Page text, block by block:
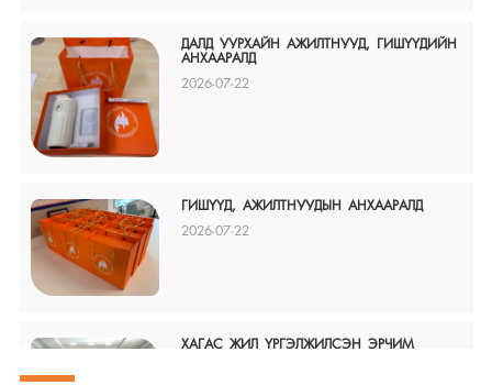
ДАЛД УУРХАЙН АЖИЛТНУУД, ГИШҮҮДИЙН
АНХААРАЛД
2026-07-22
ГИШҮҮД, АЖИЛТНУУДЫН АНХААРАЛД
2026-07-22
ХАГАС ЖИЛ ҮРГЭЛЖИЛСЭН ЭРЧИМ